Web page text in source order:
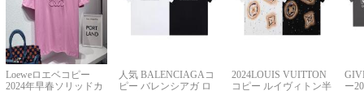
Loeweロエベコピー
2024年早春ソリッドカ
人気 BALENCIAGAコ
ピー バレンシアガ ロ
2024LOUIS VUITTON
コピー ルイヴィトン半
ー